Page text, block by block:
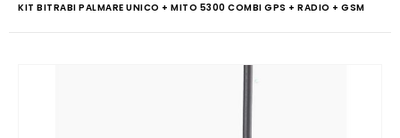
KIT BITRABI PALMARE UNICO + MITO 5300 COMBI GPS + RADIO + GSM